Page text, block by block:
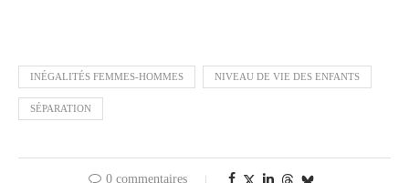
INÉGALITÉS FEMMES-HOMMES NIVEAU DE VIE DES ENFANTS
SÉPARATION
0 commentaires